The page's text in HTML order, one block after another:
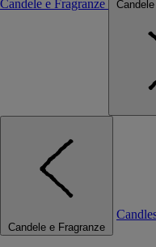
Candele e Fragranze
Candele e Fragranze